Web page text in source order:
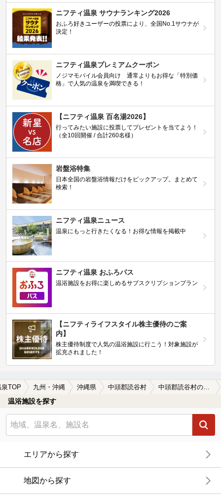
ニフティ温泉 サウナランキング2026
おふろ好きユーザーの投票により、全国No.1サウナが
決定！
ニフティ温泉プレミアムクーポン
ノジマモバイル会員向け 通常よりもお得な「特別価
格」で人気の温泉を満喫できる！
【ニフティ温泉 百名湯2026】
行ってみたい施設に投票してプレゼントを当てよう！
（全10回開催 / 合計260名様）
岩盤浴特集
日本全国の岩盤浴情報だけをピックアップ。まとめて
検索！
ニフティ温泉ニュース
温泉にもっと行きたくなる！お得な情報を掲載中
ニフティ温泉 おふろパス
温浴施設をお得に楽しめるサブスクリプションプラン
【ニフティライフスタイル株主優待のご案
内】
株主優待制度で人気の温浴施設に行こう！対象施設が
拡充されました！
泉TOP 九州・沖縄 沖縄県 中頭郡読谷村 中頭郡読谷村の温泉宿・温泉旅館・ホテルおすすめ(2026年版)
温浴施設を探す
エリアから探す
地図から探す